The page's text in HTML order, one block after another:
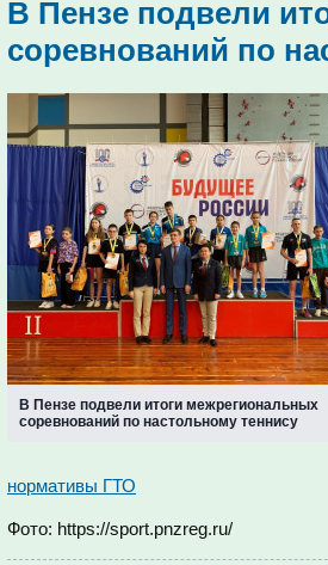
В Пензе подвели
соревнований по
В Пензе подвели итоги межрегиональных
соревнований по настольному теннису
нормативы ГТО
Фото: https://sport.pnzreg.ru/